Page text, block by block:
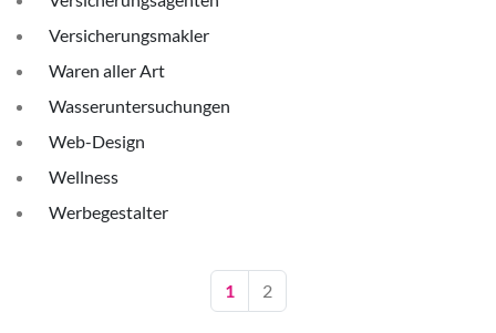
Versicherungsmakler
Waren aller Art
Wasseruntersuchungen
Web-Design
Wellness
Werbegestalter
1 2